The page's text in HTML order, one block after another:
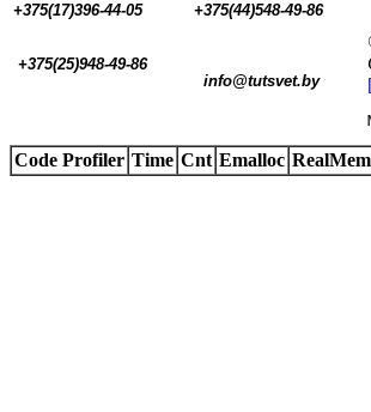
+375(17)396-44-05 +375(44)548-49-86
+375(25)948-49-86
  info@tutsvet.by
Code Profiler Time Cnt Emalloc RealMem